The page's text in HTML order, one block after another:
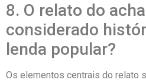
8. O relato do
considerado
lenda popular?
Os elementos centrais do relato